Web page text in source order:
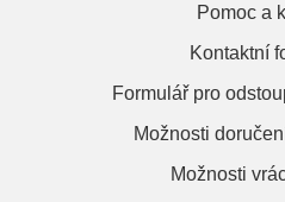
Pomoc a
Kontaktní
Formulář pro
Možnosti
Možnosti